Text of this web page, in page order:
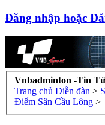
Đăng nhập hoặc
Vnbadminton -Tin
Trang chủ Diễn đàn >
Điểm Sân Cầu Lông >